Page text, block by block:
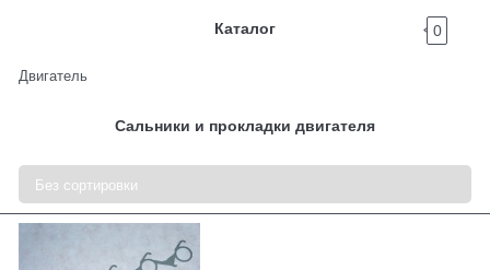
Каталог 0
Двигатель
Сальники и прокладки двигателя